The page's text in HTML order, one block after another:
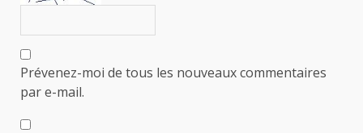
Prévenez-moi de tous les nouveaux commentaires
par e-mail.